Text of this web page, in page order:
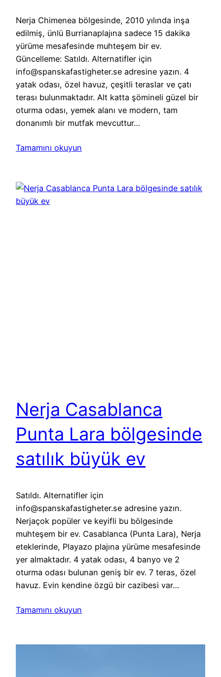
Nerja Chimenea bölgesinde, 2010 yılında inşa
edilmiş, ünlü Burrianaplajına sadece 15 dakika
yürüme mesafesinde muhteşem bir ev.
Güncelleme: Satıldı. Alternatifler için
info@spanskafastigheter.se adresine yazın. 4
yatak odası, özel havuz, çeşitli teraslar ve çatı
terası bulunmaktadır. Alt katta şömineli güzel bir
oturma odası, yemek alanı ve modern, tam
donanımlı bir mutfak mevcuttur…
Tamamını okuyun
Nerja Casablanca
Punta Lara bölgesinde
satılık büyük ev
Satıldı. Alternatifler için
info@spanskafastigheter.se adresine yazın.
Nerjaçok popüler ve keyifli bu bölgesinde
muhteşem bir ev. Casablanca (Punta Lara), Nerja
eteklerinde, Playazo plajına yürüme mesafesinde
yer almaktadır. 4 yatak odası, 4 banyo ve 2
oturma odası bulunan geniş bir ev. 7 teras, özel
havuz. Evin kendine özgü bir cazibesi var…
Tamamını okuyun